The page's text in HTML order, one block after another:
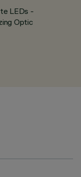
LEDs -
Optic